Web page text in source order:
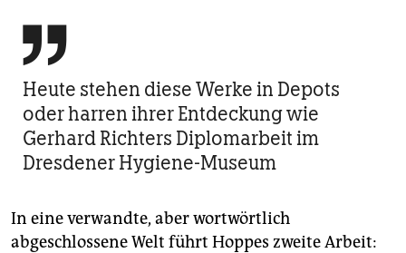

Heute stehen diese Werke in Depots
oder harren ihrer Entdeckung wie
Gerhard Richters Diplomarbeit im
Dresdener Hygiene-Museum
In eine verwandte, aber wortwörtlich
abgeschlossene Welt führt Hoppes zweite Arbeit: